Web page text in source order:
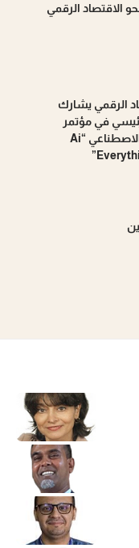
الاقتصاد الرقمي
الرقمي يشارك
في مؤتمر
ومعرض عالم الذكاء الاصطناعي “Ai